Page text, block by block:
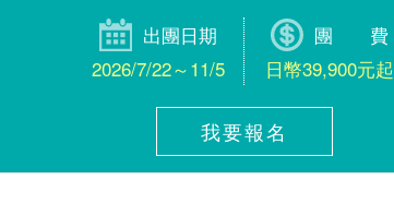
出團日期
2026/7/22～11/5
團 費
日幣39,900元起
我要報名